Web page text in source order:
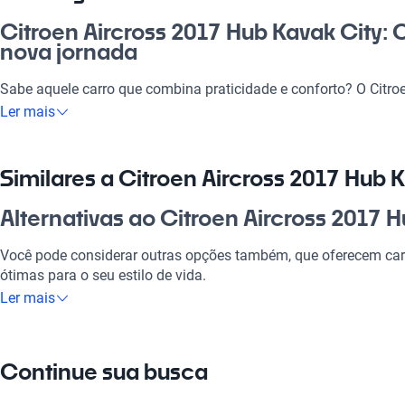
Citroen Aircross 2017 Hub Kavak City:
nova jornada
Sabe aquele carro que combina praticidade e conforto? O
é ideal para quem busca um veículo que se adapta ao dia a
o comércio crescendo em áreas como, você terá facilidade de
compra diferenciada com a Kavak.
Por que escolher Citroen Aircross 2017
Tecnologia ao seu dispor
Desfrute da melhor tecnologia com Tecnologia moderna,
Ler mais
Similares a Citroen Aircross 2017 Hub
Alternativas ao Citroen Aircross 2017
Você pode considerar outras opções também, que oferecem
ótimas para o seu estilo de vida.
Citroen Aircross Kavak Plaza
Ler mais
Continue sua busca